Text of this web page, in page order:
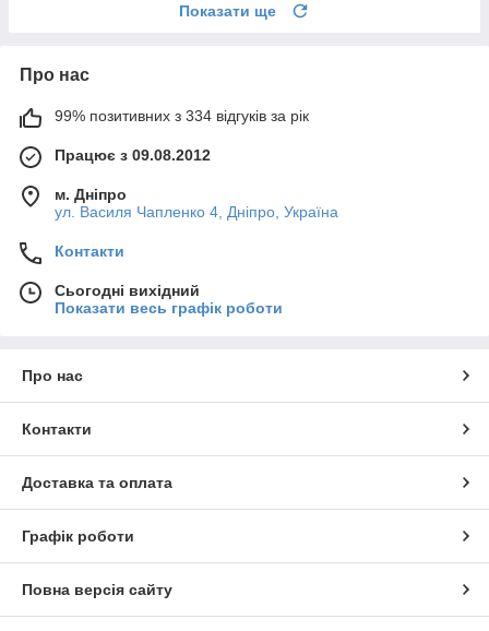
Показати ще
Про нас
99% позитивних з 334 відгуків за рік
Працює з 09.08.2012
м. Дніпро
ул. Василя Чапленко 4, Дніпро, Україна
Контакти
Сьогодні вихідний
Показати весь графік роботи
Про нас
Контакти
Доставка та оплата
Графік роботи
Повна версія сайту